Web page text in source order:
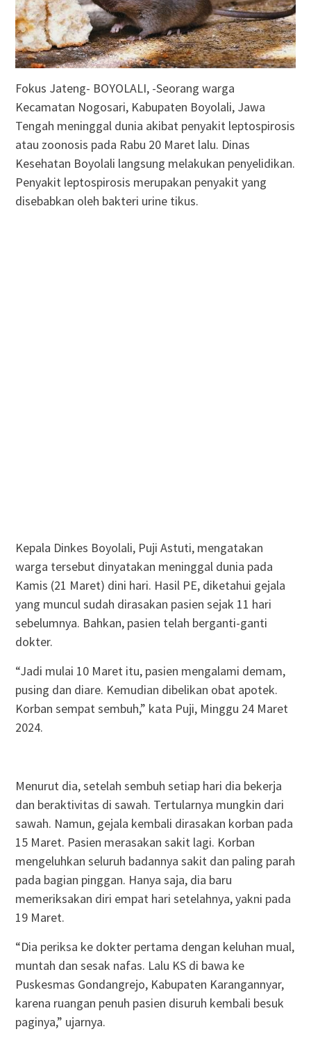
Fokus Jateng- BOYOLALI, -Seorang warga
Kecamatan Nogosari, Kabupaten Boyolali, Jawa
Tengah meninggal dunia akibat penyakit leptospirosis
atau zoonosis pada Rabu 20 Maret lalu. Dinas
Kesehatan Boyolali langsung melakukan penyelidikan.
Penyakit leptospirosis merupakan penyakit yang
disebabkan oleh bakteri urine tikus.
Kepala Dinkes Boyolali, Puji Astuti, mengatakan
warga tersebut dinyatakan meninggal dunia pada
Kamis (21 Maret) dini hari. Hasil PE, diketahui gejala
yang muncul sudah dirasakan pasien sejak 11 hari
sebelumnya. Bahkan, pasien telah berganti-ganti
dokter.
“Jadi mulai 10 Maret itu, pasien mengalami demam,
pusing dan diare. Kemudian dibelikan obat apotek.
Korban sempat sembuh,” kata Puji, Minggu 24 Maret
2024.
Menurut dia, setelah sembuh setiap hari dia bekerja
dan beraktivitas di sawah. Tertularnya mungkin dari
sawah. Namun, gejala kembali dirasakan korban pada
15 Maret. Pasien merasakan sakit lagi. Korban
mengeluhkan seluruh badannya sakit dan paling parah
pada bagian pinggan. Hanya saja, dia baru
memeriksakan diri empat hari setelahnya, yakni pada
19 Maret.
“Dia periksa ke dokter pertama dengan keluhan mual,
muntah dan sesak nafas. Lalu KS di bawa ke
Puskesmas Gondangrejo, Kabupaten Karangannyar,
karena ruangan penuh pasien disuruh kembali besuk
paginya,” ujarnya.